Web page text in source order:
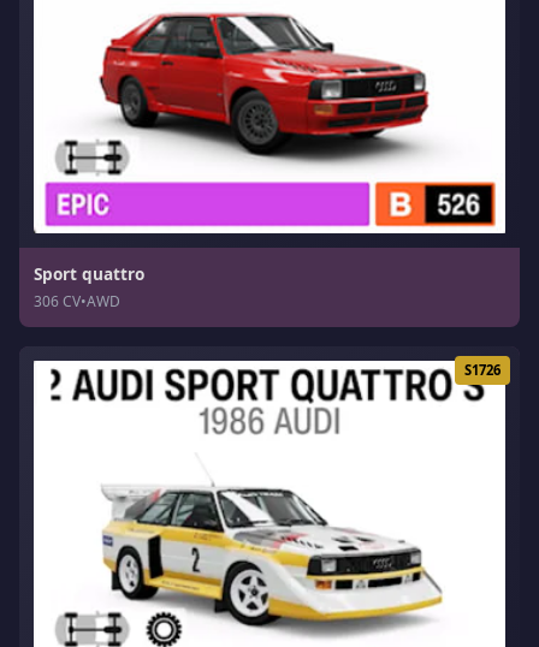
Sport quattro
306 CV•AWD
S1726